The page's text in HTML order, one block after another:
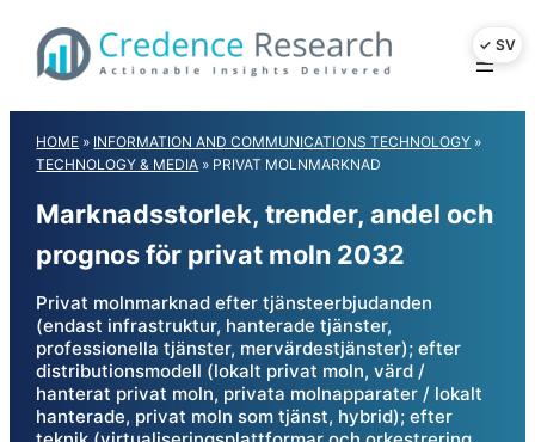
content
HOME » INFORMATION AND COMMUNICATIONS TECHNOLOGY »
TECHNOLOGY & MEDIA » PRIVAT MOLNMARKNAD
Marknadsstorlek, trender, andel och
prognos för privat moln 2032
Privat molnmarknad efter tjänsteerbjudanden
(endast infrastruktur, hanterade tjänster,
professionella tjänster, mervärdestjänster); efter
distributionsmodell (lokalt privat moln, värd /
hanterat privat moln, privata molnapparater / lokalt
hanterade, privat moln som tjänst, hybrid); efter